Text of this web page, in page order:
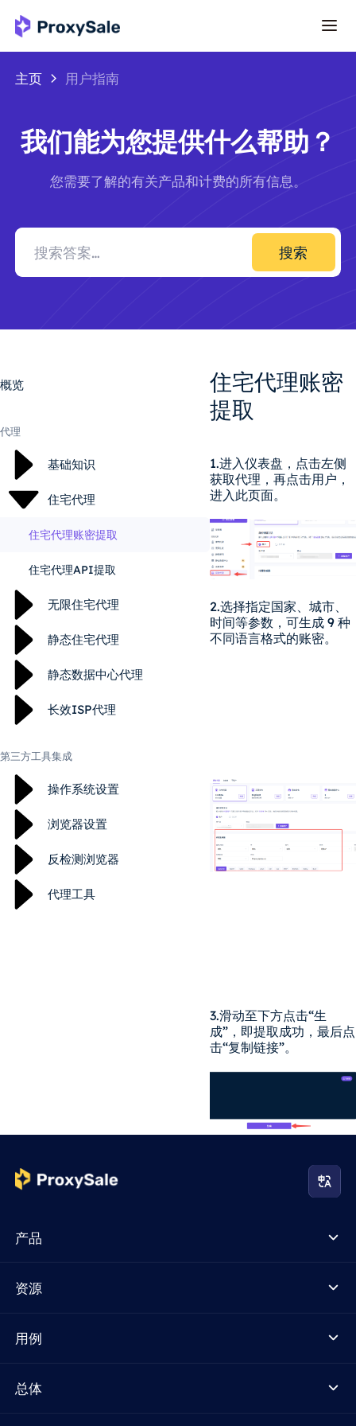
主页 用户指南
我们能为您提供什么帮助？
您需要了解的有关产品和计费的所有信息。
搜索
概览
代理
基础知识
住宅代理
住宅代理账密提取
住宅代理API提取
无限住宅代理
静态住宅代理
静态数据中心代理
长效ISP代理
第三方工具集成
操作系统设置
浏览器设置
反检测浏览器
代理工具
住宅代理账密
提取
1.进入仪表盘，点击左侧
获取代理，再点击用户，
进入此页面。
2.选择指定国家、城市、
时间等参数，可生成 9 种
不同语言格式的账密。
3.滑动至下方点击“生
成”，即提取成功，最后点
击“复制链接”。
产品
资源
用例
总体